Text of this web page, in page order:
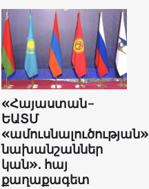
«Հայաստան-
ԵԱՏՄ
«ամուսնալուծության»
նախանշաններ
կան»․ հայ
քաղաքագետ